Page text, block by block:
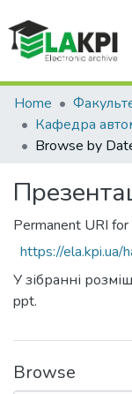
Communities &
All of DSpace
Home
Browse by
Permanent URI
https://
У зібранні
ppt.
Browse